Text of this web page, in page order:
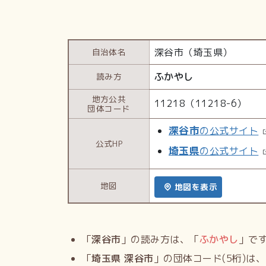
自治体名 深谷市（埼玉県）
読み方 ふかやし
地方公共
団体コード
11218（11218-6）
公式HP
深谷市の公式サイト
埼玉県の公式サイト
地図 地図を表示
「深谷市 」の読み方は、「ふかやし 」で
「埼玉県 深谷市 」の団体コード(5桁)は